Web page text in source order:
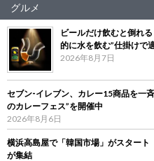
グルメ
ビールだけ飲むと倒れ
的に水を飲む”仕掛けで
2026年8月7日
セブン‐イレブン、カレー15商品を一
のカレーフェス”を開催中
2026年8月6日
横浜高島屋で「韓国市場」がスター
が集結